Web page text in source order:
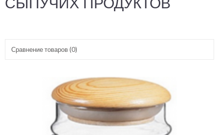
Сравнение товаров (0)